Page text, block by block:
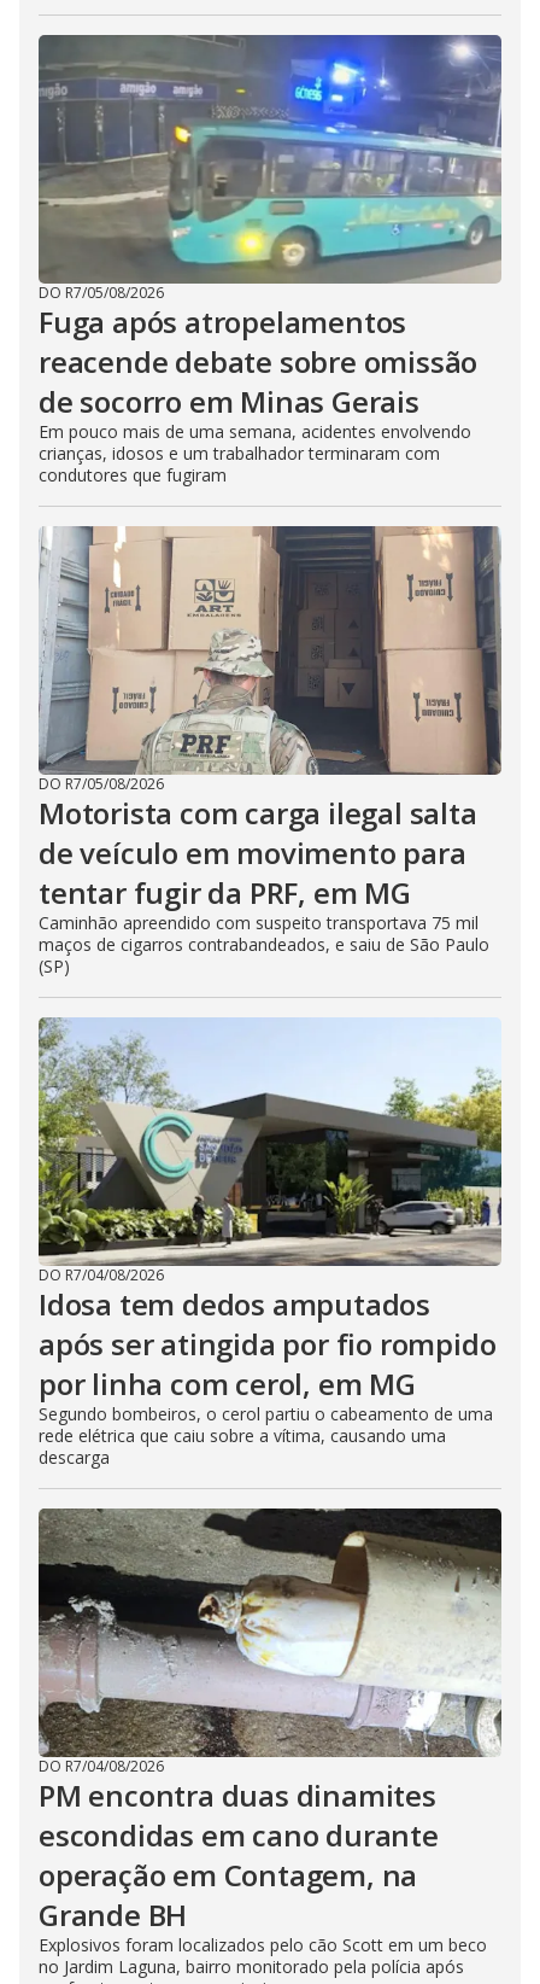
DO R7/05/08/2026
Fuga após atropelamentos
reacende debate sobre omissão
de socorro em Minas Gerais
Em pouco mais de uma semana, acidentes envolvendo
crianças, idosos e um trabalhador terminaram com
condutores que fugiram
DO R7/05/08/2026
Motorista com carga ilegal salta
de veículo em movimento para
tentar fugir da PRF, em MG
Caminhão apreendido com suspeito transportava 75 mil
maços de cigarros contrabandeados, e saiu de São Paulo
(SP)
DO R7/04/08/2026
Idosa tem dedos amputados
após ser atingida por fio rompido
por linha com cerol, em MG
Segundo bombeiros, o cerol partiu o cabeamento de uma
rede elétrica que caiu sobre a vítima, causando uma
descarga
DO R7/04/08/2026
PM encontra duas dinamites
escondidas em cano durante
operação em Contagem, na
Grande BH
Explosivos foram localizados pelo cão Scott em um beco
no Jardim Laguna, bairro monitorado pela polícia após